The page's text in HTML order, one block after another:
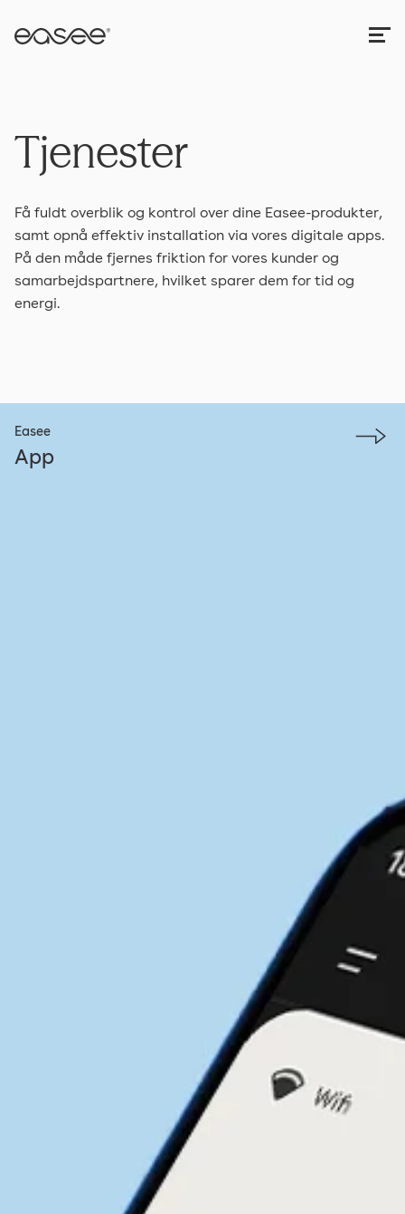
Tjenester
Få fuldt overblik og kontrol over dine Easee-produkter,
samt opnå effektiv installation via vores digitale apps.
På den måde fjernes friktion for vores kunder og
samarbejdspartnere, hvilket sparer dem for tid og
energi.
Easee
App